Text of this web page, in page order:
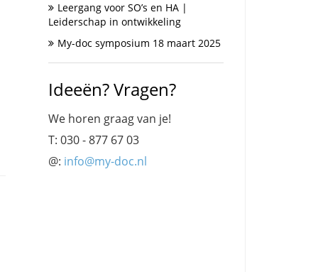
Leergang voor SO’s en HA |
Leiderschap in ontwikkeling
My-doc symposium 18 maart 2025
Ideeën? Vragen?
We horen graag van je!
T: 030 - 877 67 03
@: info@my-doc.nl